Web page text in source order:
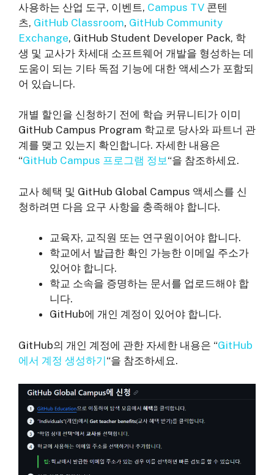
사용하는 산업 도구, 이벤트, Campus TV 콘텐
츠, GitHub Classroom, GitHub Community
Exchange, GitHub Student Developer Pack, 학
생 및 교사가 차세대 소프트웨어 개발을 형성하는 데
도움이 되는 기타 독점 기능에 대한 액세스가 포함되
어 있습니다.
개별 할인을 신청하기 전에 학습 커뮤니티가 이미
GitHub Campus Program 학교로 당사와 파트너 관
계를 맺고 있는지 확인합니다. 자세한 내용은
“GitHub Campus 프로그램 정보“을 참조하세요.
교사 혜택 및 GitHub Global Campus 액세스를 신
청하려면 다음 요구 사항을 충족해야 합니다.
교육자, 교직원 또는 연구원이어야 합니다.
학교에서 발급한 확인 가능한 이메일 주소가
있어야 합니다.
학교 소속을 증명하는 문서를 업로드해야 합
니다.
GitHub에 개인 계정이 있어야 합니다.
GitHub의 개인 계정에 관한 자세한 내용은 “GitHub
에서 계정 생성하기“을 참조하세요.